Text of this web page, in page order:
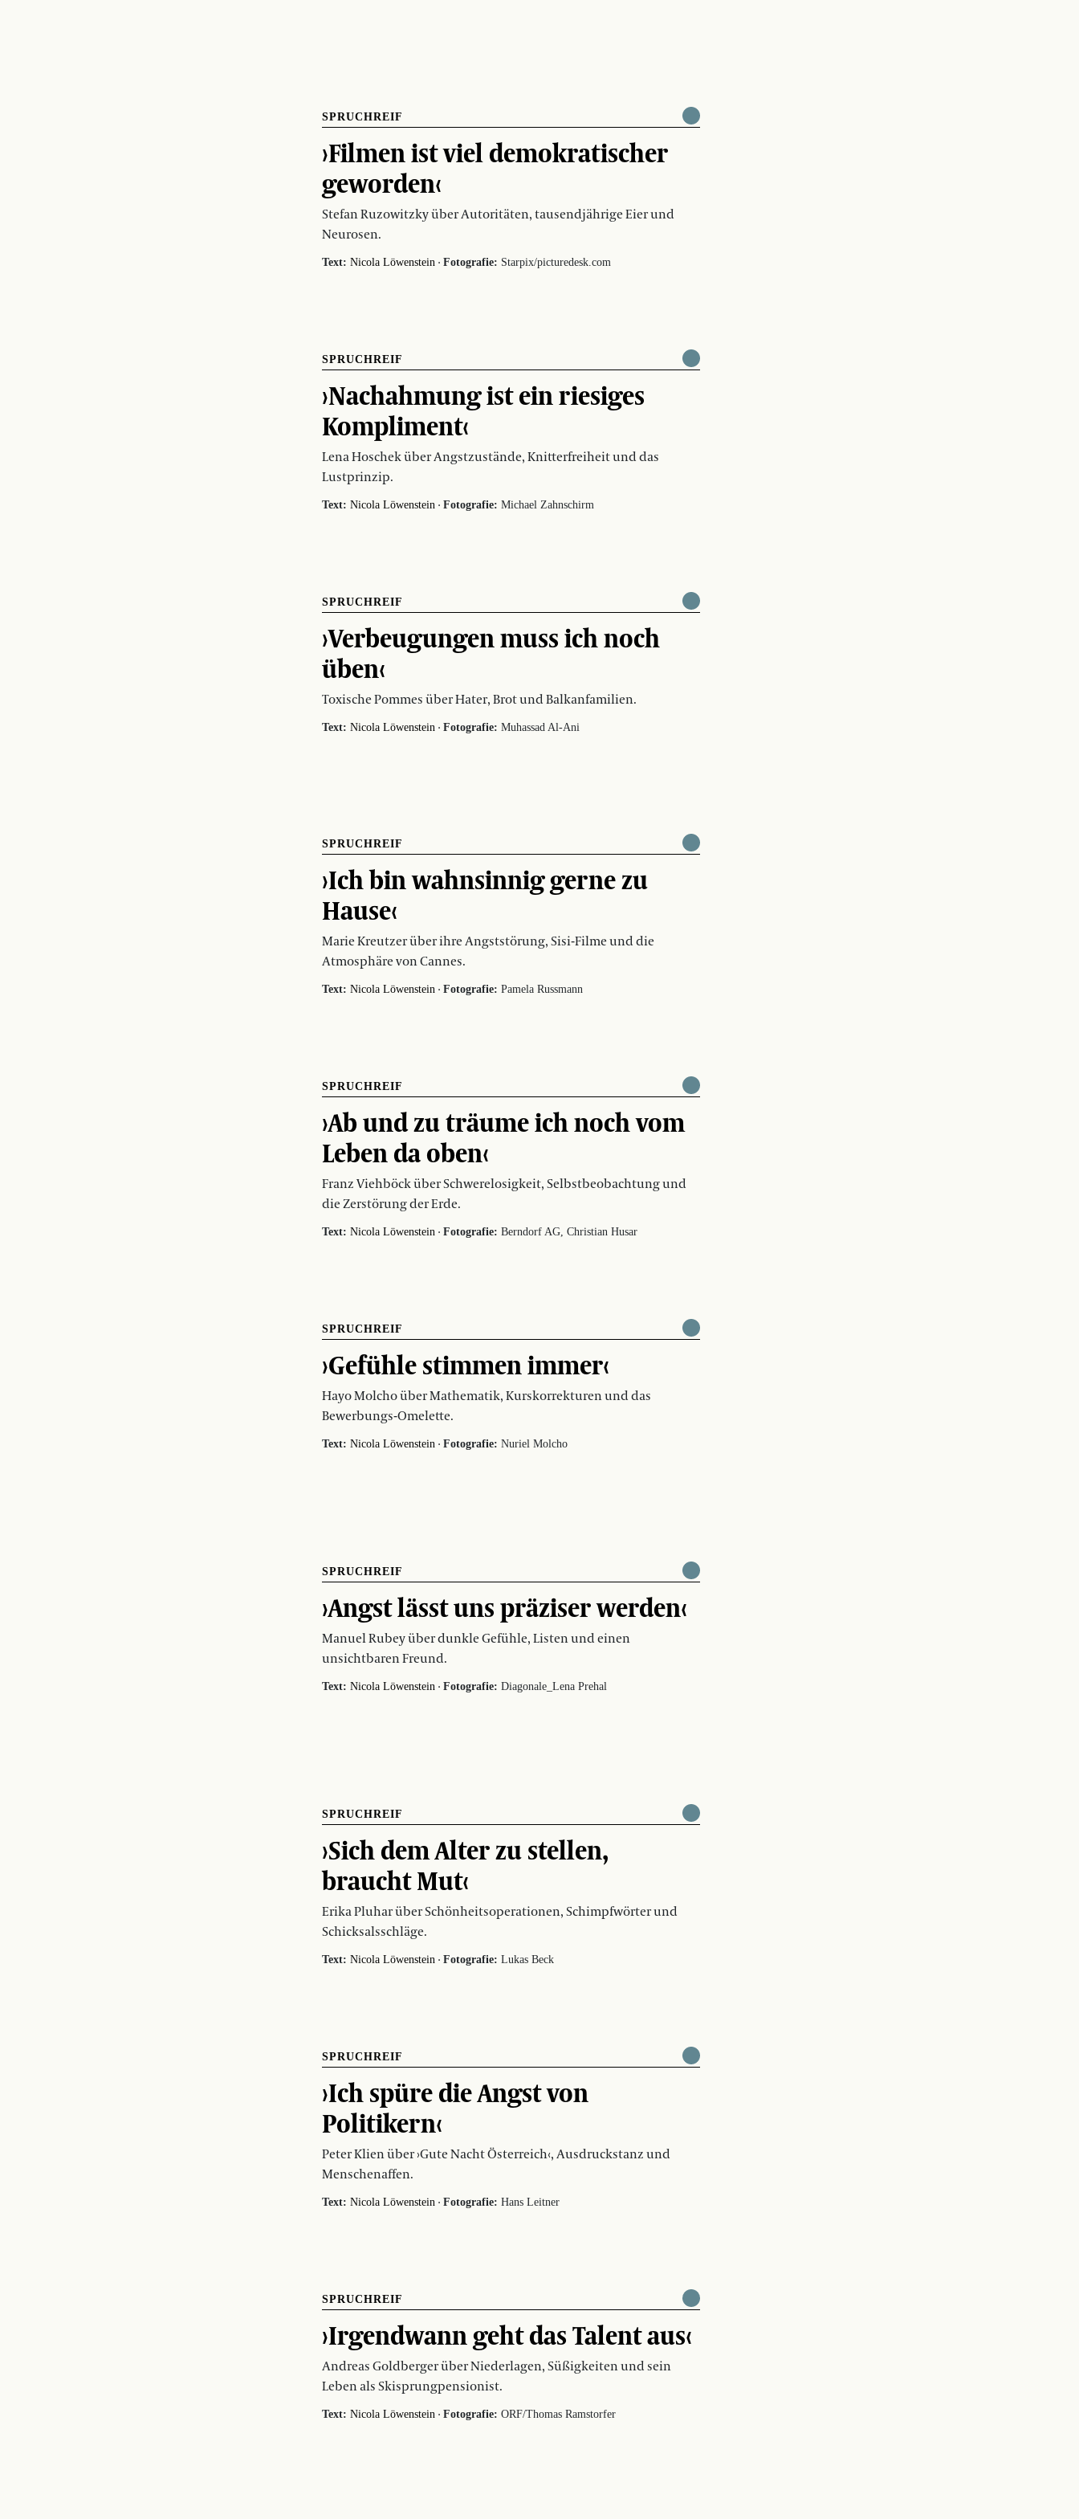
SPRUCHREIF
›Filmen ist viel demokratischer
geworden‹
Stefan Ruzowitzky über Autoritäten, tausendjährige Eier und
Neurosen.
Text: Nicola Löwenstein· Fotografie: Starpix/picturedesk.com
SPRUCHREIF
›Nachahmung ist ein riesiges
Kompliment‹
Lena Hoschek über Angstzustände, Knitterfreiheit und das
Lustprinzip.
Text: Nicola Löwenstein· Fotografie: Michael Zahnschirm
SPRUCHREIF
›Verbeugungen muss ich noch
üben‹
Toxische Pommes über Hater, Brot und Balkanfamilien.
Text: Nicola Löwenstein· Fotografie: Muhassad Al-Ani
SPRUCHREIF
›Ich bin wahnsinnig gerne zu
Hause‹
Marie Kreutzer über ihre Angststörung, Sisi-Filme und die
Atmosphäre von Cannes.
Text: Nicola Löwenstein· Fotografie: Pamela Russmann
SPRUCHREIF
›Ab und zu träume ich noch vom
Leben da oben‹
Franz Viehböck über Schwerelosigkeit, Selbstbeobachtung und
die Zerstörung der Erde.
Text: Nicola Löwenstein· Fotografie: Berndorf AG, Christian Husar
SPRUCHREIF
›Gefühle stimmen immer‹
Hayo Molcho über Mathematik, Kurskorrekturen und das
Bewerbungs-Omelette.
Text: Nicola Löwenstein· Fotografie: Nuriel Molcho
SPRUCHREIF
›Angst lässt uns präziser werden‹
Manuel Rubey über dunkle Gefühle, Listen und einen
unsichtbaren Freund.
Text: Nicola Löwenstein· Fotografie: Diagonale_Lena Prehal
SPRUCHREIF
›Sich dem Alter zu stellen,
braucht Mut‹
Erika Pluhar über Schönheitsoperationen, Schimpfwörter und
Schicksalsschläge.
Text: Nicola Löwenstein· Fotografie: Lukas Beck
SPRUCHREIF
›Ich spüre die Angst von
Politikern‹
Peter Klien über ›Gute Nacht Österreich‹, Ausdruckstanz und
Menschenaffen.
Text: Nicola Löwenstein· Fotografie: Hans Leitner
SPRUCHREIF
›Irgendwann geht das Talent aus‹
Andreas Goldberger über Niederlagen, Süßigkeiten und sein
Leben als Skisprungpensionist.
Text: Nicola Löwenstein· Fotografie: ORF/Thomas Ramstorfer